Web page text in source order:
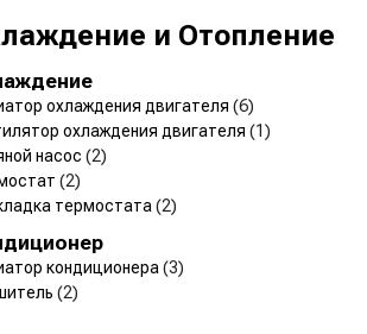
и Отопление
охлаждения двигателя (6)
охлаждения двигателя (1)
насос (2)
(2)
термостата (2)
кондиционера (3)
(2)